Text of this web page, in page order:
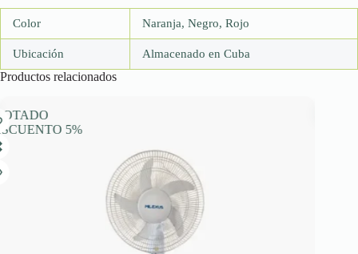
Color Naranja, Negro, Rojo
Ubicación Almacenado en Cuba
Productos relacionados
5%